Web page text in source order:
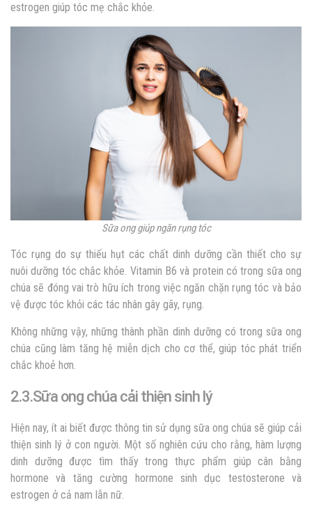
estrogen giúp tóc mẹ chắc khỏe.
Sữa ong giúp ngăn rụng tóc
Tóc rụng do sự thiếu hụt các chất dinh dưỡng cần thiết cho sự
nuôi dưỡng tóc chắc khỏe. Vitamin B6 và protein có trong sữa ong
chúa sẽ đóng vai trò hữu ích trong việc ngăn chặn rụng tóc và bảo
vệ được tóc khỏi các tác nhân gây gãy, rụng.
Không những vậy, những thành phần dinh dưỡng có trong sữa ong
chúa cũng làm tăng hệ miễn dịch cho cơ thể, giúp tóc phát triển
chắc khoẻ hơn.
2.3.Sữa ong chúa cải thiện sinh lý
Hiện nay, ít ai biết được thông tin sử dụng sữa ong chúa sẽ giúp cải
thiện sinh lý ở con người. Một số nghiên cứu cho rằng, hàm lượng
dinh dưỡng được tìm thấy trong thực phẩm giúp cân bằng
hormone và tăng cường hormone sinh dục testosterone và
estrogen ở cả nam lẫn nữ.